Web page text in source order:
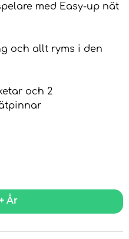
med Easy-up nät
och allt ryms i den
och 2
År